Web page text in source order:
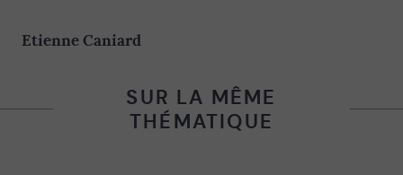
Etienne Caniard
SUR LA MÊME
THÉMATIQUE